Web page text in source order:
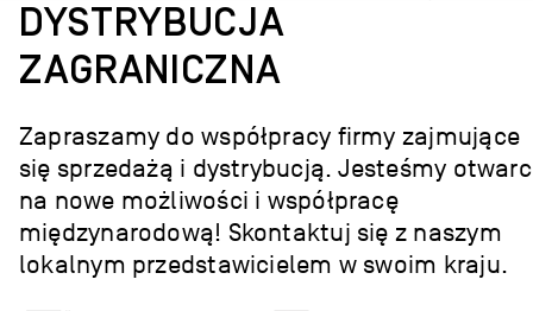
DYSTRYBUCJA
ZAGRANICZNA
Zapraszamy do współpracy firmy zajmujące
się sprzedażą i dystrybucją. Jesteśmy
na nowe możliwości i współpracę
międzynarodową! Skontaktuj się z naszym
lokalnym przedstawicielem w swoim kraju.